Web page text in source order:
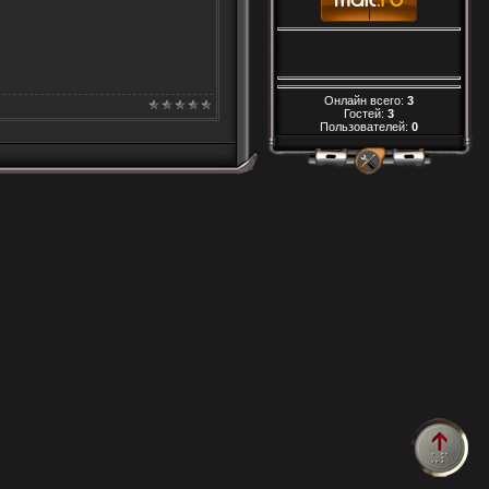
Онлайн всего: 3
Гостей: 3
Пользователей: 0